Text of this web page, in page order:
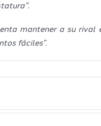
mantener a su
fáciles”.